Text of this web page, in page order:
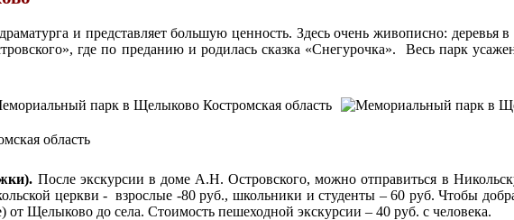
и представляет большую ценность. Здесь очень живописно: деревья
где по преданию и родилась сказка «Снегурочка». Весь парк
После экскурсии в доме А.Н. Островского, можно отправиться в
церкви - взрослые -80 руб., школьники и студенты – 60 руб. Чтобы
от Щелыково до села. Стоимость пешеходной экскурсии – 40 руб. с человека.